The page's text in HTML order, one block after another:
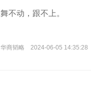
舞不动，跟不上。
华商韬略 2024-06-05 14:35:28